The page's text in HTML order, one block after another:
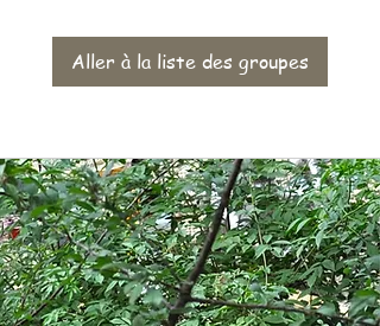
Aller à la liste des groupes